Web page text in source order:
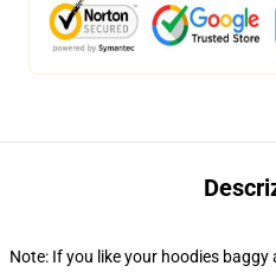
Note: If you like your hoodies baggy